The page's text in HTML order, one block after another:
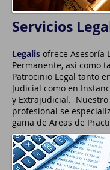
Servicios
Legalis ofrece Asesoría
Permanente, asi como
Patrocinio Legal tanto
Judicial como en
y Extrajudicial.
profesional se
gama de Areas de